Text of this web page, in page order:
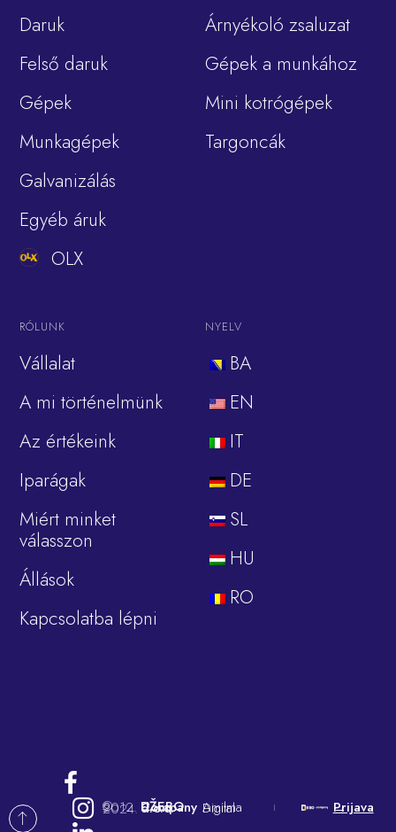
Daruk
Felső daruk
Gépek
Munkagépek
Galvanizálás
Egyéb áruk
OLX
Árnyékoló zsaluzat
Gépek a munkához
Mini kotrógépek
Targoncák
RÓLUNK
Vállalat
A mi történelmünk
Az értékeink
Iparágak
Miért minket
válasszon
Állások
Kapcsolatba lépni
NYELV
BA
EN
IT
DE
SL
HU
RO
Prijava
→
Amilma Digital
DŽEBO Company d.o.o.
© 2012. - 2024.